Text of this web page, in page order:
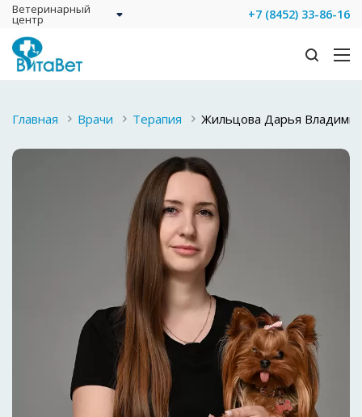
Ветеринарный
центр +7 (8452) 33-86-16
Главная Врачи Терапия Жильцова Дарья